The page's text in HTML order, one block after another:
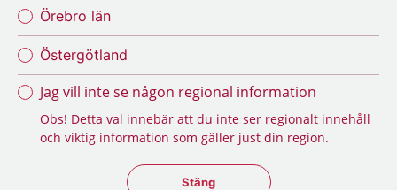
Örebro län
Östergötland
Jag vill inte se någon regional information
Obs! Detta val innebär att du inte ser regionalt innehåll
och viktig information som gäller just din region.
Stäng regionsväljaren
Stäng